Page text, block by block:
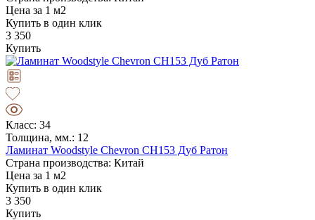
Цена за 1 м2
Купить в один клик
3 350
Купить
Класс: 34
Толщина, мм.: 12
Ламинат Woodstyle Chevron CH153 Дуб Ратон
Страна производства: Китай
Цена за 1 м2
Купить в один клик
3 350
Купить